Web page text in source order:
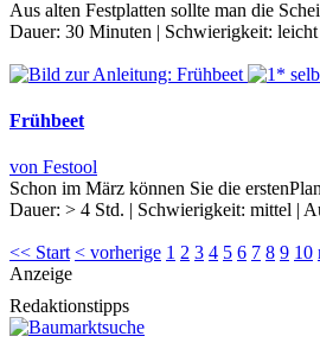
Aus alten Festplatten sollte man die
Dauer: 30 Minuten | Schwierigkeit: leicht
Frühbeet
von Festool
Schon im März können Sie die
Dauer: > 4 Std. | Schwierigkeit: mittel |
<< Start < vorherige 1 2 3 4 5 6 7 8 9 10
Anzeige
Redaktionstipps